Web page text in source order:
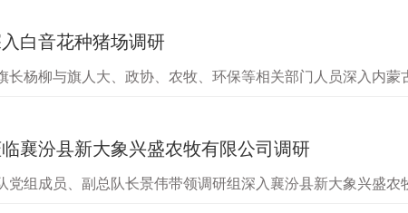
白音花种猪场调研
长杨柳与旗人大、政协、农牧、环保等相关部门人员深入内
襄汾县新大象兴盛农牧有限公司调研
党组成员、副总队长景伟带领调研组深入襄汾县新大象兴盛